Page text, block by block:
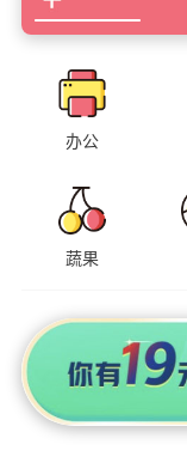
办公
蔬果